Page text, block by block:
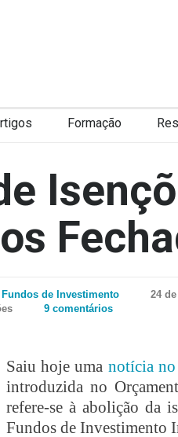
Formação
Fundos de Investimento 24
9 comentários
Saiu hoje uma notícia
introduzida no
refere-se à abolição da
Fundos de Investimento